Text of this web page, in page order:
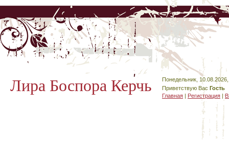
Лира Боспора Керчь
Понедельник,
Приветствую Вас Гость
Главная | Регистрация |